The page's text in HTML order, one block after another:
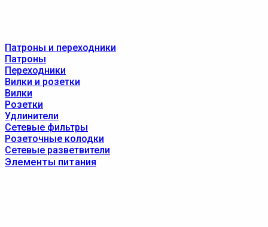
Патроны и переходники
Патроны
Переходники
Вилки и розетки
Вилки
Розетки
Удлинители
Сетевые фильтры
Розеточные колодки
Сетевые разветвители
Элементы питания